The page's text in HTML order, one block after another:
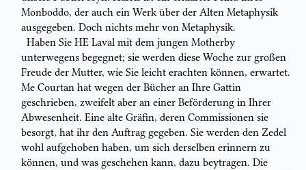
Monboddo, der auch ein Werk über der Alten Metaphysik
ausgegeben. Doch nichts mehr von Metaphysik.
Haben Sie HE Lavalmit dem jungen Motherby
unterwegens begegnet; sie werden diese Woche zur großen
Freude der Mutter, wie Sie leicht erachten können, erwartet.
Me Courtan hat wegen der Bücher an Ihre Gattin
geschrieben, zweifelt aber an einer Beförderung in Ihrer
Abwesenheit. Eine alte Gräfin, deren Commissionen sie
besorgt, hat ihr den Auftrag gegeben. Sie werden den Zedel
wohl aufgehoben haben, um sich derselben erinnern zu
können, und was geschehen kann, dazu beytragen. Die